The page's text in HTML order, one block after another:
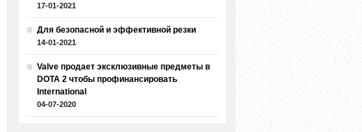
17-01-2021
Для безопасной и эффективной резки
14-01-2021
Valve продает эксклюзивные предметы в
DOTA 2 чтобы профинансировать
International
04-07-2020